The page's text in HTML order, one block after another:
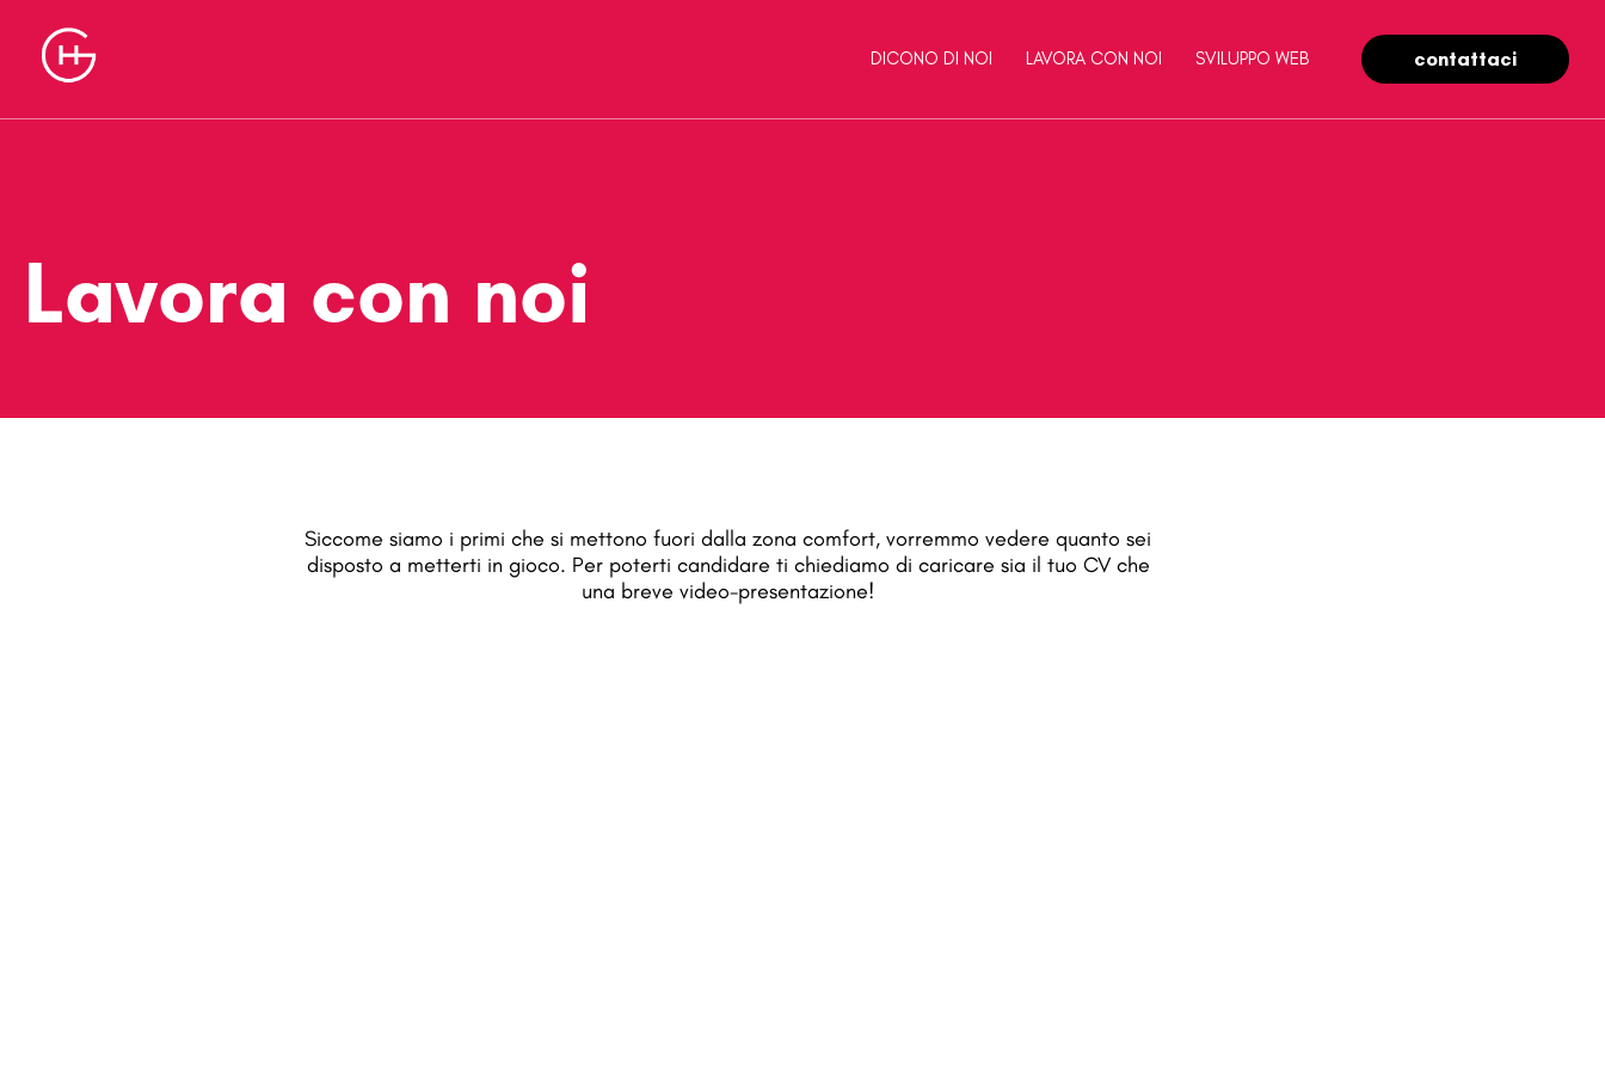
DICONO DI NOI LAVORA CON NOI SVILUPPO WEB contattaci
Lavora con noi
Siccome siamo i primi che si mettono fuori dalla zona comfort, vorremmo vedere quanto sei
disposto a metterti in gioco. Per poterti candidare ti chiediamo di caricare sia il tuo CV che
una breve video-presentazione!